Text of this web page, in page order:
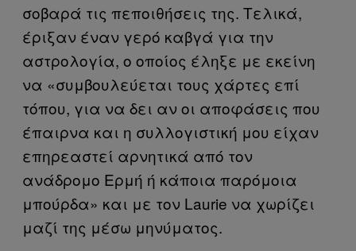
σοβαρά τις πεποιθήσεις της. Τελικά,
έριξαν έναν γερό καβγά για την
αστρολογία, ο οποίος έληξε με εκείνη
να «συμβουλεύεται τους χάρτες επί
τόπου, για να δει αν οι αποφάσεις που
έπαιρνα και η συλλογιστική μου είχαν
επηρεαστεί αρνητικά από τον
ανάδρομο Ερμή ή κάποια παρόμοια
μπούρδα» και με τον Laurie να χωρίζει
μαζί της μέσω μηνύματος.